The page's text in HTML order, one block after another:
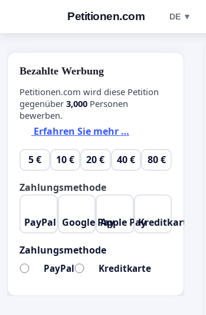
Petitionen.com DE ▼
Bezahlte Werbung
Petitionen.com wird diese Petition
gegenüber 3,000 Personen
bewerben.
Erfahren Sie mehr …
5 € 10 € 20 € 40 € 80 €
Zahlungsmethode
PayPal Google PayApple PayKreditkarte
Zahlungsmethode
PayPal Kreditkarte